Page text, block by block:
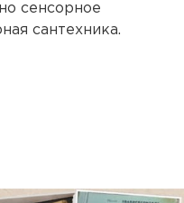
сенсорное
сантехника.